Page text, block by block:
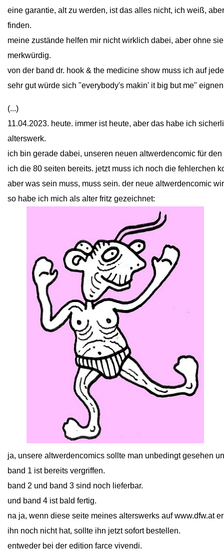
eine garantie, alt zu werden, ist das alles nicht, ich weiß,
finden.
meine zustände helfen mir nicht wirklich dabei, aber ohne
merkwürdig.
von der band dr. hook & the medicine show muss ich auf
sehr gut würde sich "everybody's makin' it big but me"
(...)
11.04.2023. heute. immer ist heute, aber das habe ich
alterswerk.
ich bin gerade dabei, unseren neuen altwerdencomic für
ich die 80 seiten bereits. jetzt muss ich noch die fehlerchen
aber was sein muss, muss sein. der neue altwerdencomic
so habe ich mich als alter fritz gezeichnet:
ja, unsere altwerdencomics sollte man unbedingt gesehen
band 1 ist bereits vergriffen.
band 2 und band 3 sind noch lieferbar.
und band 4 ist bald fertig.
na ja, wenn diese seite meines alterswerks auf www.dfw.at
ihn noch nicht hat, sollte ihn jetzt sofort bestellen.
entweder bei der edition farce vivendi.